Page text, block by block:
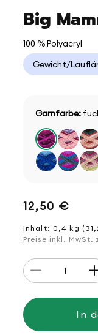
Big
100 % Polyacryl
Gewicht/
Garnfarbe:
Normaler
Preis
12,50 €
Inhalt: 0,4 kg
Preise inkl. MwSt.
Anzahl
Verringere
die
für
print
In